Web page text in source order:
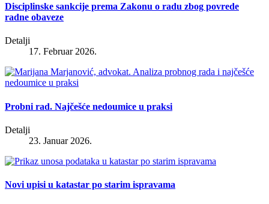
Disciplinske sankcije prema Zakonu o radu zbog povrede
radne obaveze
Detalji
17. Februar 2026.
Probni rad. Najčešće nedoumice u praksi
Detalji
23. Januar 2026.
Novi upisi u katastar po starim ispravama